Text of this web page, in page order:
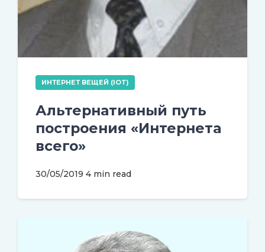
ИНТЕРНЕТ ВЕЩЕЙ (IOT)
Альтернативный путь
построения «Интернета
всего»
30/05/2019 4 min read